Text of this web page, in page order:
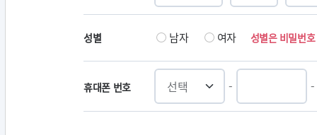
성별 남자 여자 성별은 비밀번
휴대폰 번호 - -